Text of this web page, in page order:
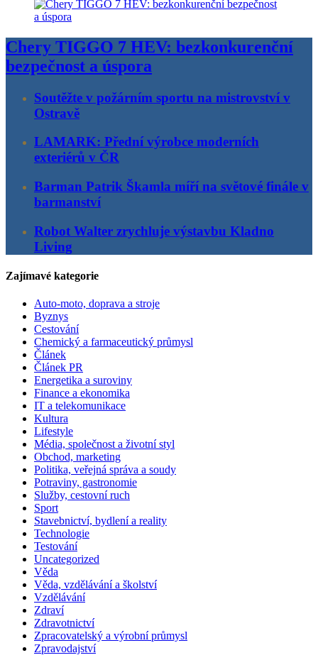
Chery TIGGO 7 HEV: bezkonkurenční
bezpečnost a úspora
Soutěžte v požárním sportu na mistrovství v
Ostravě
LAMARK: Přední výrobce moderních
exteriérů v ČR
Barman Patrik Škamla míří na světové finále v
barmanství
Robot Walter zrychluje výstavbu Kladno
Living
Zajímavé kategorie
Auto-moto, doprava a stroje
Byznys
Cestování
Chemický a farmaceutický průmysl
Článek
Článek PR
Energetika a suroviny
Finance a ekonomika
IT a telekomunikace
Kultura
Lifestyle
Média, společnost a životní styl
Obchod, marketing
Politika, veřejná správa a soudy
Potraviny, gastronomie
Služby, cestovní ruch
Sport
Stavebnictví, bydlení a reality
Technologie
Testování
Uncategorized
Věda
Věda, vzdělávání a školství
Vzdělávání
Zdraví
Zdravotnictví
Zpracovatelský a výrobní průmysl
Zpravodajství